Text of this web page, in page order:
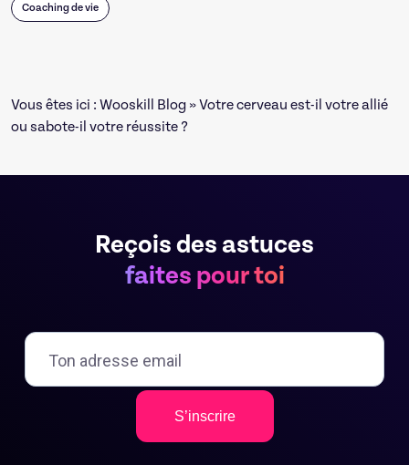
Coaching de vie
Vous êtes ici : Wooskill Blog » Votre cerveau est-il votre allié
ou sabote-il votre réussite ?
Reçois des astuces
faites pour toi
S’inscrire